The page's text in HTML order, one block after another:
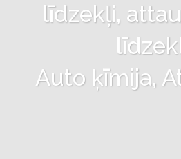
līdzekļi,
Auto ķīmija,